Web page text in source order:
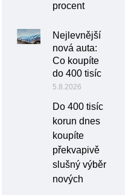
procent
Nejlevnější
nová auta:
Co koupíte
do 400 tisíc
5.8.2026
Do 400 tisíc
korun dnes
koupíte
překvapivě
slušný výběr
nových